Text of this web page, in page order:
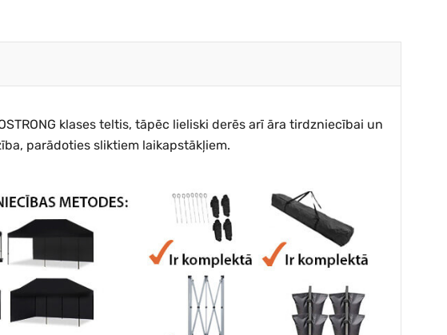
klases teltis, tāpēc lieliski derēs arī āra tirdzniecībai un
parādoties sliktiem laikapstākļiem.